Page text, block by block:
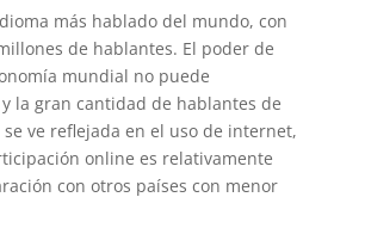
más hablado del mundo, con
de hablantes. El poder de
mundial no puede
la gran cantidad de hablantes de
ve reflejada en el uso de internet,
online es relativamente
con otros países con menor